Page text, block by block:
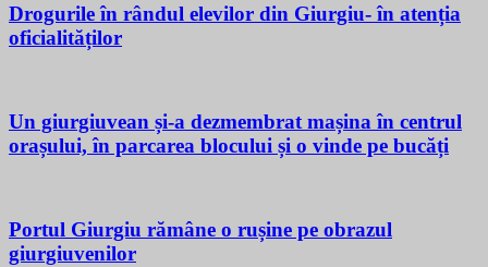
Drogurile în rândul elevilor din Giurgiu- în atenția
oficialităților
Un giurgiuvean și-a dezmembrat mașina în centrul
orașului, în parcarea blocului și o vinde pe bucăți
Portul Giurgiu rămâne o rușine pe obrazul
giurgiuvenilor